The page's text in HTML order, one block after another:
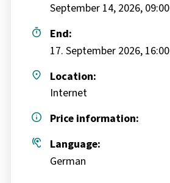
September 14, 2026, 09:00
timer
End:
17. September 2026, 16:00
place
Location:
Internet
info
Price information:
hearing
Language:
German